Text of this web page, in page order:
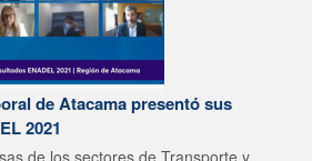
de Atacama presentó sus
2021
de los sectores de Transporte y